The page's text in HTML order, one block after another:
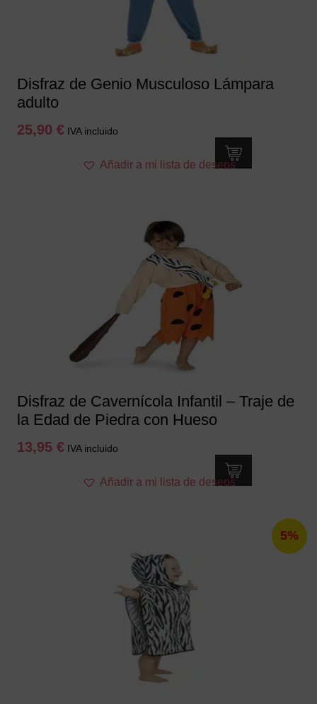
en
página
Disfraz de Genio Musculoso Lámpara
adulto
25,90 € IVA incluido
producto
variantes.
Las
opciones
se
pueden
elegir
página
Añadir a mi lista de deseos
Disfraz de Cavernícola Infantil – Traje de
la Edad de Piedra con Hueso
13,95 € IVA incluido
producto
Las
opciones
se
pueden
elegir
en
la
página
Añadir a mi lista de deseos
5%